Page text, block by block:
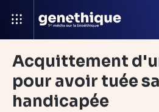
Acquittement
pour avoir tuée
handicapée